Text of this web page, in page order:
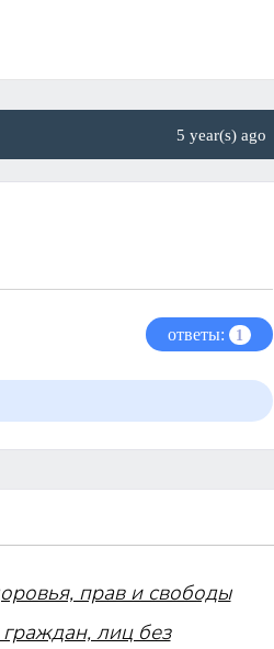
5 year(s) ago
ответы: 1
прав и свободы
лиц без